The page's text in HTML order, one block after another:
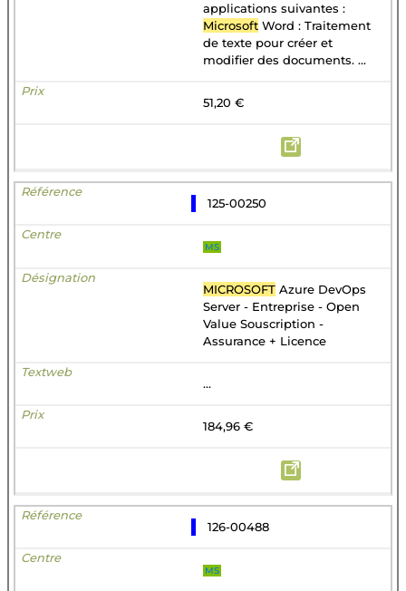
applications suivantes :
Microsoft Word : Traitement
de texte pour créer et
modifier des documents. ...
51,20 €
125-00250
MS
MICROSOFT Azure DevOps
Server - Entreprise - Open
Value Souscription -
Assurance + Licence
...
184,96 €
126-00488
MS